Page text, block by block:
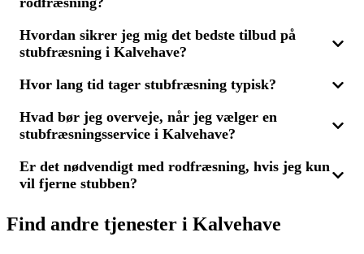
sammenligne flere tilbud. Ved at indhente 3 tilbud fra fagfolk
kvaliteten. Det er vigtigt at beskrive opgaven præcist for at
modtage sammenlignelige og nøjagtige tilbud.
Stubfræsning fjerner stubben lige under jordoverfladen, mens
rodfræsning tager en større del af rodsystemet med. Hvis du
3 tilbud, så du kan vælge den bedste løsning, uanset om du skal
Hvordan sikrer jeg mig det bedste tilbud på
stubfræsning i Kalvehave?
For at få det mest fordelagtige tilbud på stubfræsning i
entreprenører. Ved at modtage 3 tilbud kan du sammenligne
pris, omfang og kvalitet, hvilket sikrer, at du får den mest
Hvor lang tid tager stubfræsning typisk?
Varigheden af en stubfræsning afhænger af antallet og
størrelsen af stubbe. En rutineret fagperson kan ofte nøjes med
præcis tidsangivelse og vurdere, hvilken leverandør der tilbyder
den bedste service til prisen.
Hvad bør jeg overveje, når jeg vælger en
stubfræsningsservice i Kalvehave?
Før du vælger en stubfræsningsservice i Kalvehave, bør du
undersøge flere tilbud for at sikre dig den bedste pris og
fræser for at sikre, at du får den mest passende løsning.
Er det nødvendigt med rodfræsning, hvis jeg kun
vil fjerne stubben?
Normalt er rodfræsning ikke nødvendig, hvis du kun ønsker at
fjerne selve stubben, da stubfræsning fjerner den del der er over
Find andre tjenester i Kalvehave